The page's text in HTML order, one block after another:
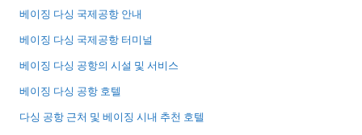
베이징 다싱 국제공항 안내
베이징 다싱 국제공항 터미널
베이징 다싱 공항의 시설 및 서비스
베이징 다싱 공항 호텔
다싱 공항 근처 및 베이징 시내 추천 호텔